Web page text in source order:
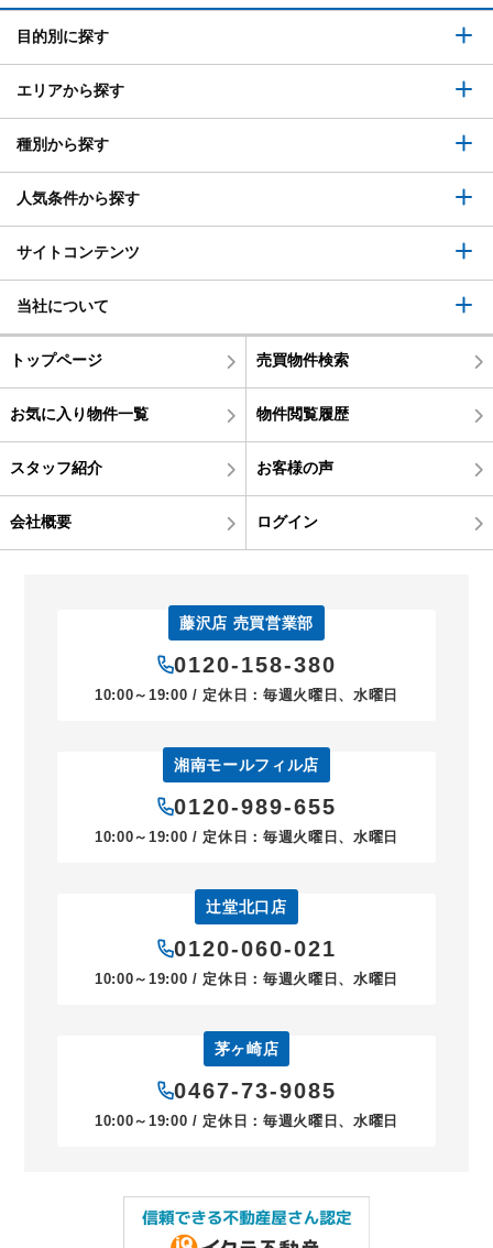
目的別に探す
エリアから探す
種別から探す
人気条件から探す
サイトコンテンツ
当社について
トップページ 売買物件検索
お気に入り物件一覧 物件閲覧履歴
スタッフ紹介 お客様の声
会社概要 ログイン
藤沢店 売買営業部
0120-158-380
10:00～19:00 / 定休日：毎週火曜日、水曜日
湘南モールフィル店
0120-989-655
10:00～19:00 / 定休日：毎週火曜日、水曜日
辻堂北口店
0120-060-021
10:00～19:00 / 定休日：毎週火曜日、水曜日
茅ヶ崎店
0467-73-9085
10:00～19:00 / 定休日：毎週火曜日、水曜日